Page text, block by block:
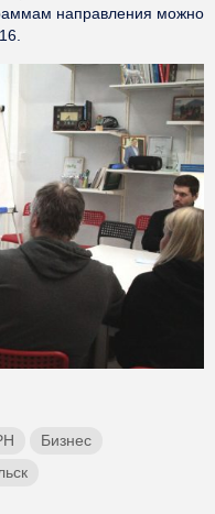
направления можно
Бизнес